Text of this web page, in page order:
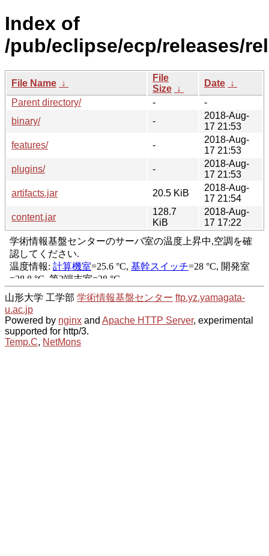
Index of
/pub/eclipse/ecp/releases/
File Name ↓
File
Size ↓
Date ↓
Parent directory/
-
-
binary/
-
2018-Aug-
17 21:53
features/
-
2018-Aug-
17 21:53
plugins/
-
2018-Aug-
17 21:53
artifacts.jar
20.5 KiB
2018-Aug-
17 21:54
content.jar
128.7
KiB
2018-Aug-
17 17:22
山形大学 工学部 学術情報基盤センター ftp.yz.yamagata-
u.ac.jp
Powered by nginx and Apache HTTP Server, experimental
supported for http/3.
Temp.C, NetMons